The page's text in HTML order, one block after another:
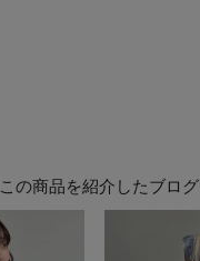
この商品を紹介したブログ